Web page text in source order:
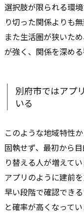
選択肢が限られる環
り切った関係よりも
また生活圏が狭いた
が強く、関係を深め
別府市ではアプ
いる
このような地域特性
固執せず、最初から
り替える人が増えてい
アプリのように建前
早い段階で確認でき
と確率が高くなってい